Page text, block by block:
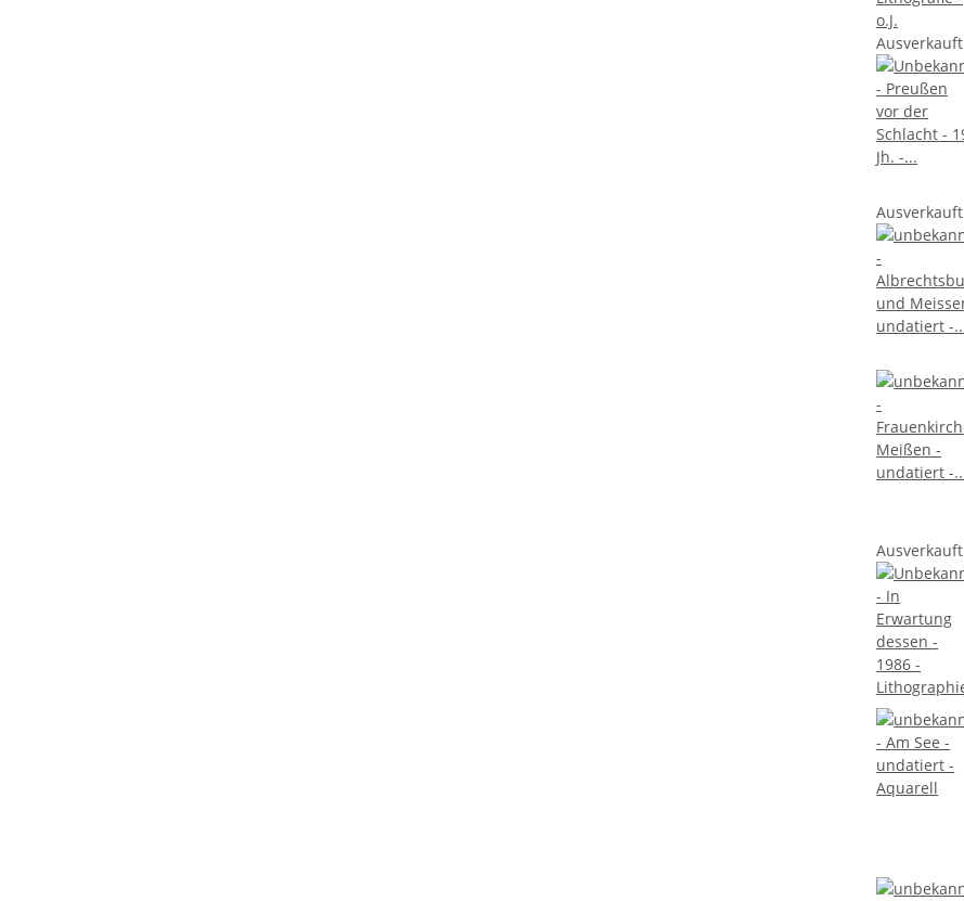
Ausverkauft
Ausverkauft
Ausverkauft